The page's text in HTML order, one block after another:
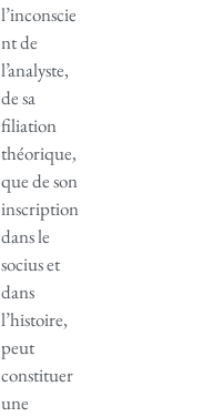
l’inconscie
nt de
l’analyste,
de sa
filiation
théorique,
que de son
inscription
dans le
socius et
dans
l’histoire,
peut
constituer
une